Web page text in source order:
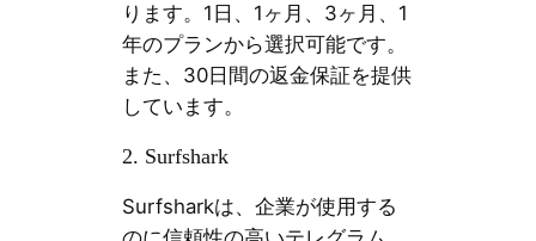
ります。1日、1ヶ月、3ヶ月、1
年のプランから選択可能です。
また、30日間の返金保証を提供
しています。
2. Surfshark
Surfsharkは、企業が使用する